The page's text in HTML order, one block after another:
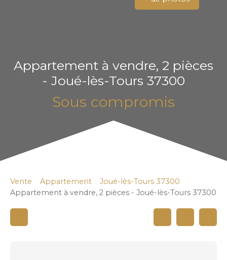
Appartement à vendre, 2 pièces
- Joué-lès-Tours 37300
Sous compromis
Vente Appartement
Joué-lès-Tours 37300
Appartement à vendre, 2 pièces - Joué-lès-Tours 37300